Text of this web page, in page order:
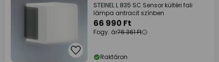
STEINEL L 835 SC Sensor kültéri fali
lámpa antracit színben
66 990 Ft
Fogy. ár76 361 Ft
Raktáron